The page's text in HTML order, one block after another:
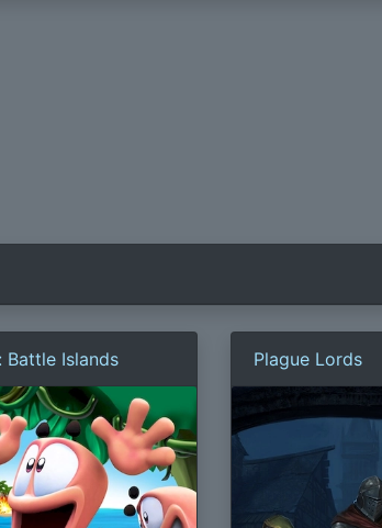
Battle Islands Plague Lords